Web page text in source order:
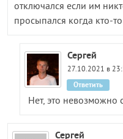
отключался если им
просыпался когда кто-
Сергей
27.10.2021 в
Нет, это невозможно
Ответить
Сергей